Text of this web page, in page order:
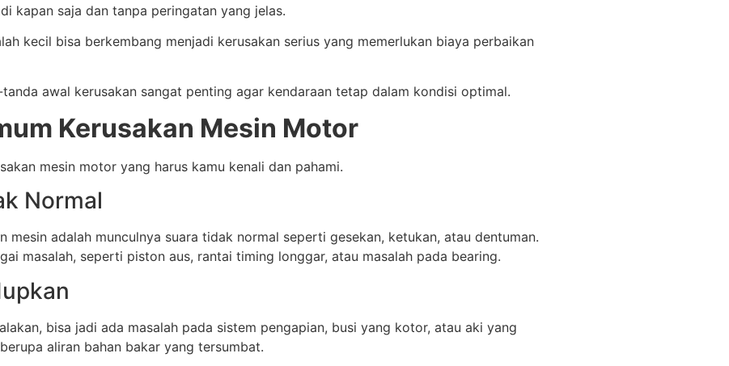
kapan saja dan tanpa peringatan yang jelas.
kecil bisa berkembang menjadi kerusakan serius yang memerlukan biaya perbaikan
awal kerusakan sangat penting agar kendaraan tetap dalam kondisi optimal.
Kerusakan Mesin Motor
mesin motor yang harus kamu kenali dan pahami.
Normal
mesin adalah munculnya suara tidak normal seperti gesekan, ketukan, atau dentuman.
masalah, seperti piston aus, rantai timing longgar, atau masalah pada bearing.
bisa jadi ada masalah pada sistem pengapian, busi yang kotor, atau aki yang
aliran bahan bakar yang tersumbat.